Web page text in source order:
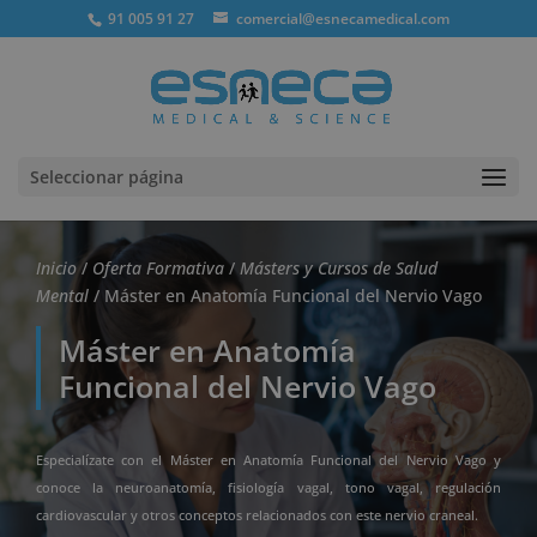
91 005 91 27 comercial@esnecamedical.com
Seleccionar página
Inicio/ Oferta Formativa/ Másters y Cursos de Salud
Mental / Máster en Anatomía Funcional del Nervio Vago
Máster en Anatomía
Funcional del Nervio Vago
Especialízate con el Máster en Anatomía Funcional del Nervio Vago y
conoce la neuroanatomía, fisiología vagal, tono vagal, regulación
cardiovascular y otros conceptos relacionados con este nervio craneal.